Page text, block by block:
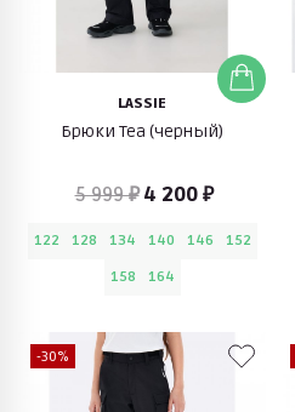
LASSIE
Брюки Tea (черный)
5 999 ₽ 4 200 ₽
122 128 134 140 146
152
158
164
-30%